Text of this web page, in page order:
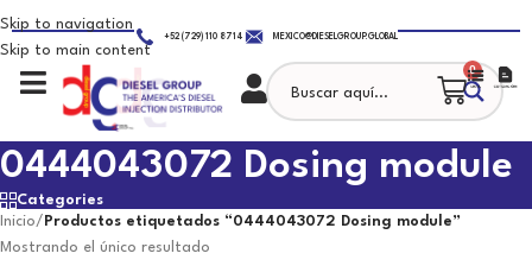
Skip to navigation
Skip to main content
+52 (729) 110 8714 MEXICO@DIESELGROUP.GLOBAL
0
0444043072 Dosing module
Categories
Inicio/ Productos etiquetados “0444043072 Dosing module”
Mostrando el único resultado